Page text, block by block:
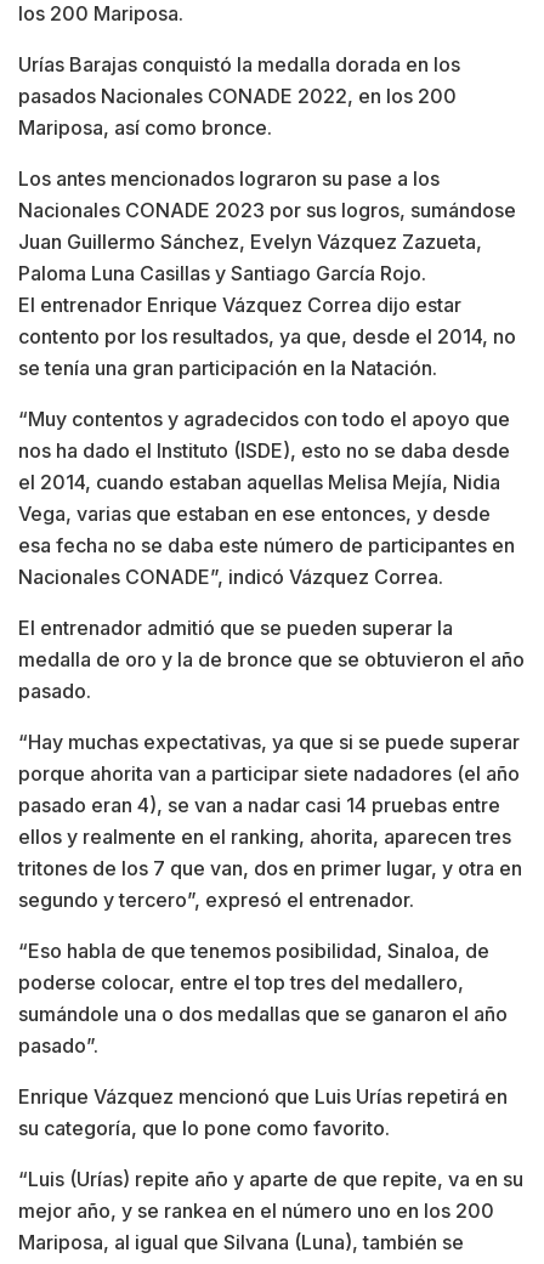
los 200 Mariposa.
Urías Barajas conquistó la medalla dorada en los
pasados Nacionales CONADE 2022, en los 200
Mariposa, así como bronce.
Los antes mencionados lograron su pase a los
Nacionales CONADE 2023 por sus logros, sumándose
Juan Guillermo Sánchez, Evelyn Vázquez Zazueta,
Paloma Luna Casillas y Santiago García Rojo.
El entrenador Enrique Vázquez Correa dijo estar
contento por los resultados, ya que, desde el 2014, no
se tenía una gran participación en la Natación.
“Muy contentos y agradecidos con todo el apoyo que
nos ha dado el Instituto (ISDE), esto no se daba desde
el 2014, cuando estaban aquellas Melisa Mejía, Nidia
Vega, varias que estaban en ese entonces, y desde
esa fecha no se daba este número de participantes en
Nacionales CONADE”, indicó Vázquez Correa.
El entrenador admitió que se pueden superar la
medalla de oro y la de bronce que se obtuvieron el año
pasado.
“Hay muchas expectativas, ya que si se puede superar
porque ahorita van a participar siete nadadores (el año
pasado eran 4), se van a nadar casi 14 pruebas entre
ellos y realmente en el ranking, ahorita, aparecen tres
tritones de los 7 que van, dos en primer lugar, y otra en
segundo y tercero”, expresó el entrenador.
“Eso habla de que tenemos posibilidad, Sinaloa, de
poderse colocar, entre el top tres del medallero,
sumándole una o dos medallas que se ganaron el año
pasado”.
Enrique Vázquez mencionó que Luis Urías repetirá en
su categoría, que lo pone como favorito.
“Luis (Urías) repite año y aparte de que repite, va en su
mejor año, y se rankea en el número uno en los 200
Mariposa, al igual que Silvana (Luna), también se